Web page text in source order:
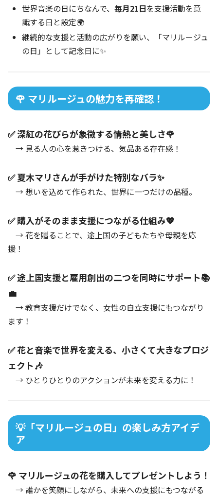
世界音楽の日にちなんで、毎月21日を支援活動を意
識する日と設定🌍
継続的な支援と活動の広がりを願い、「マリルージュ
の日」として記念日に✨
🌹 マリルージュの魅力を再確認！
✅ 深紅の花びらが象徴する情熱と美しさ🌹
→ 見る人の心を惹きつける、気品ある存在感！
✅ 夏木マリさんが手がけた特別なバラ✨
→ 想いを込めて作られた、世界に一つだけの品種。
✅ 購入がそのまま支援につながる仕組み💖
→ 花を贈ることで、途上国の子どもたちや母親を応
援！
✅ 途上国支援と雇用創出の二つを同時にサポート📚
💼
→ 教育支援だけでなく、女性の自立支援にもつながり
ます！
✅ 花と音楽で世界を変える、小さくて大きなプロジ
ェクト🎶
→ ひとりひとりのアクションが未来を変える力に！
💡「マリルージュの日」の楽しみ方アイデ
ア
🌹 マリルージュの花を購入してプレゼントしよう！
→ 誰かを笑顔にしながら、未来への支援にもつながる